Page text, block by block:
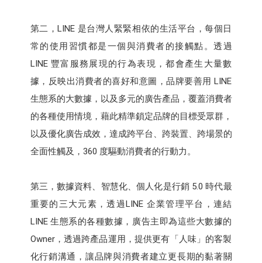
第二，LINE 是台灣人緊緊相依的生活平台，每個日
常的使用習慣都是一個與消費者的接觸點。透過
LINE 豐富服務展現的行為表現，都會產生大量數
據，反映出消費者的喜好和意圖，品牌要善用 LINE
生態系的大數據，以及多元的廣告產品，覆蓋消費者
的各種使用情境，藉此精準鎖定品牌的目標受眾群，
以及優化廣告成效，達成跨平台、跨裝置、跨場景的
全面性觸及，360 度驅動消費者的行動力。
第三，數據資料、智慧化、個人化是行銷 5.0 時代最
重要的三大元素，透過LINE 企業管理平台，連結
LINE 生態系的各種數據，廣告主即為這些大數據的
Owner，透過跨產品運用，提供更有「人味」的客製
化行銷溝通，讓品牌與消費者建立更長期的黏著關